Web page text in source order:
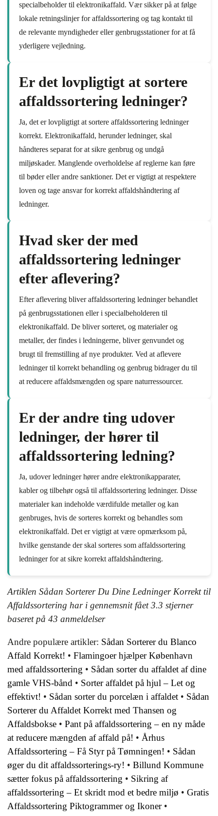
specialbeholder til elektronikaffald. Vær sikker på at følge
lokale retningslinjer for affaldssortering og tag kontakt til
de relevante myndigheder eller genbrugsstationer for at få
yderligere vejledning.
Er det lovpligtigt at sortere
affaldssortering ledninger?
Ja, det er lovpligtigt at sortere affaldssortering ledninger
korrekt. Elektronikaffald, herunder ledninger, skal
håndteres separat for at sikre genbrug og undgå
miljøskader. Manglende overholdelse af reglerne kan føre
til bøder eller andre sanktioner. Det er vigtigt at respektere
loven og tage ansvar for korrekt affaldshåndtering af
ledninger.
Hvad sker der med
affaldssortering ledninger
efter aflevering?
Efter aflevering bliver affaldssortering ledninger behandlet
på genbrugsstationen eller i specialbeholderen til
elektronikaffald. De bliver sorteret, og materialer og
metaller, der findes i ledningerne, bliver genvundet og
brugt til fremstilling af nye produkter. Ved at aflevere
ledninger til korrekt behandling og genbrug bidrager du til
at reducere affaldsmængden og spare naturressourcer.
Er der andre ting udover
ledninger, der hører til
affaldssortering ledning?
Ja, udover ledninger hører andre elektronikapparater,
kabler og tilbehør også til affaldssortering ledninger. Disse
materialer kan indeholde værdifulde metaller og kan
genbruges, hvis de sorteres korrekt og behandles som
elektronikaffald. Det er vigtigt at være opmærksom på,
hvilke genstande der skal sorteres som affaldssortering
ledninger for at sikre korrekt affaldshåndtering.
Artiklen Sådan Sorterer Du Dine Ledninger Korrekt til
Affaldssortering har i gennemsnit fået3.3 stjerner
baseret på 43 anmeldelser
Andre populære artikler: Sådan Sorterer du Blanco
Affald Korrekt! • Flamingoer hjælper København
med affaldssortering • Sådan sorter du affaldet af dine
gamle VHS-bånd • Sorter affaldet på hjul – Let og
effektivt! • Sådan sorter du porcelæn i affaldet • Sådan
Sorterer du Affaldet Korrekt med Thansen og
Affaldsbokse • Pant på affaldssortering – en ny måde
at reducere mængden af affald på! • Århus
Affaldssortering – Få Styr på Tømningen! • Sådan
øger du dit affaldssorterings-ry! • Billund Kommune
sætter fokus på affaldssortering • Sikring af
affaldssortering – Et skridt mod et bedre miljø • Gratis
Affaldssortering Piktogrammer og Ikoner•